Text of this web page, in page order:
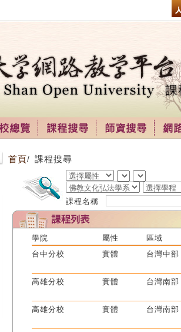
首頁/ 課程搜尋
課程名稱
學院 屬性 區域
台中分校
實體 台灣中部
高雄分校
實體 台灣南部
高雄分校
實體 台灣南部